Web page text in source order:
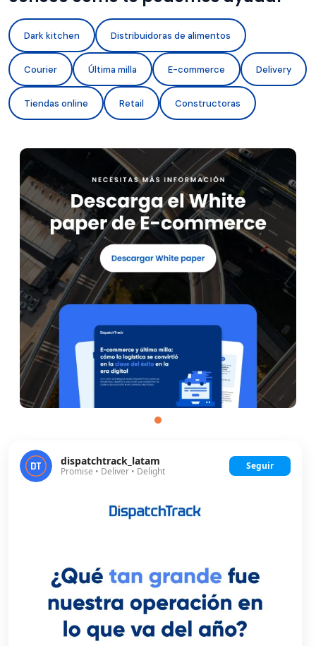
Dark kitchen Distribuidoras de alimentos
Courier Última milla E-commerce Delivery
Tiendas online Retail Constructoras
dispatchtrack_latam
Promise • Deliver • Delight Seguir